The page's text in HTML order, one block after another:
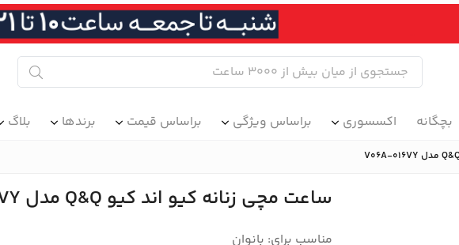
بچگانه اکسسوری براساس ویژگی براساس قیمت برندها بلاگ
ساعت مچی زنانه کیو اند کیو Q&Q مدل V06A-016VY
مناسب برای: بانوان